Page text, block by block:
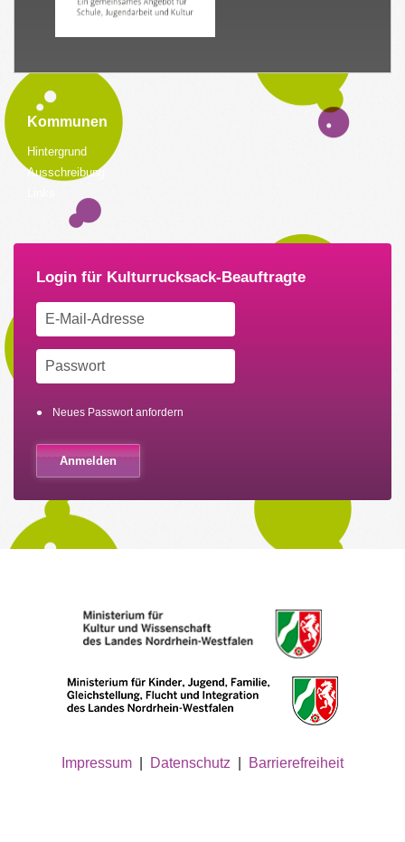
Kommunen
Hintergrund
Ausschreibung
Neues Passwort anfordern
Impressum Datenschutz Barrierefreiheit